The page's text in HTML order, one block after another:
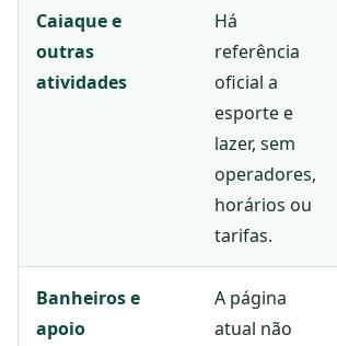
Caiaque e
outras
atividades
Há
referência
oficial a
esporte e
lazer, sem
operadores,
horários ou
tarifas.
Banheiros e
apoio
A página
atual não